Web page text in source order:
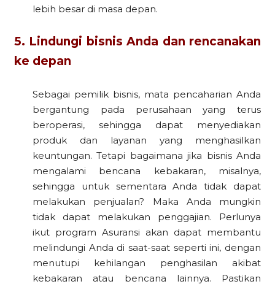
lebih besar di masa depan.
5. Lindungi bisnis Anda dan rencanakan
ke depan
Sebagai pemilik bisnis, mata pencaharian Anda
bergantung pada perusahaan yang terus
beroperasi, sehingga dapat menyediakan
produk dan layanan yang menghasilkan
keuntungan. Tetapi bagaimana jika bisnis Anda
mengalami bencana kebakaran, misalnya,
sehingga untuk sementara Anda tidak dapat
melakukan penjualan? Maka Anda mungkin
tidak dapat melakukan penggajian. Perlunya
ikut program Asuransi akan dapat membantu
melindungi Anda di saat-saat seperti ini, dengan
menutupi kehilangan penghasilan akibat
kebakaran atau bencana lainnya. Pastikan